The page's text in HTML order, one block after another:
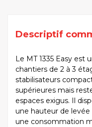
Descriptif
Le MT 1335 Easy est
chantiers de 2 à 3
stabilisateurs
supérieures mais
espaces exigus. Il
une hauteur de levée
une consommation